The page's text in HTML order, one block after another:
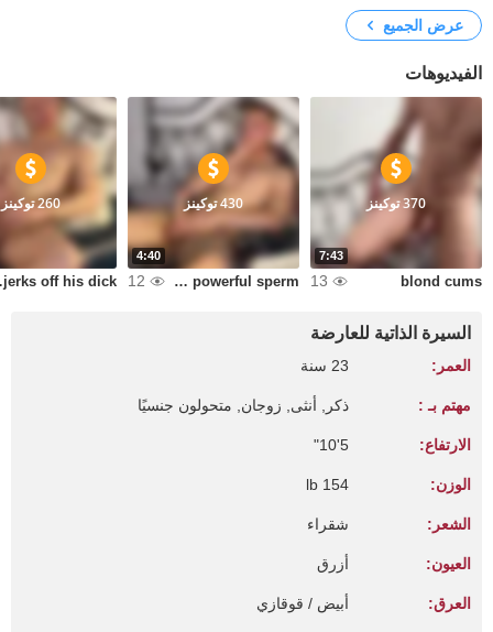
عرض الجميع
الفيديوهات
7:43
370 توكينز
blond cums
13
4:40
430 توكينز
juicy handjob and powerful sperm
12
260 توكينز
السيرة الذاتية للعارضة
العمر: 23 سنة
مهتم بـ : ذكر, أنثى, زوجان, متحولون جنسيًا
الارتفاع: 5'10"
الوزن: 154 lb
الشعر: شقراء
العيون: أزرق
العرق: أبيض / قوقازي